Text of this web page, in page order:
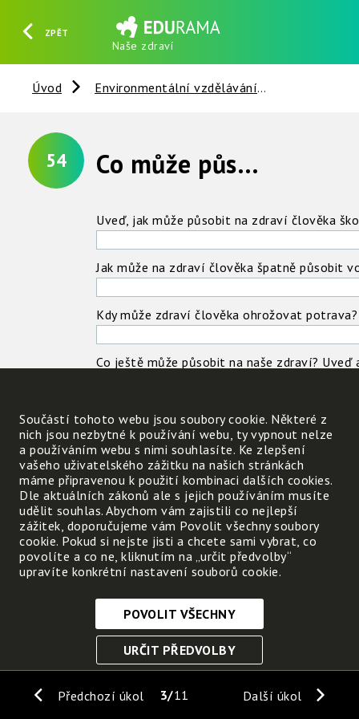
ZPĚT
Naše zdraví
HLEDAT REGISTROVAT PŘIHLÁSIT SE
Úvod Environmentální vzdělávání
54 Co může působit na naše zdraví ?
Uveď, jak může působit na zdraví člověka
Jak může na zdraví člověka špatně působit
Kdy může zdraví člověka ohrožovat potrava?
Co ještě může působit na naše zdraví?
Předchozí úkol Další úkol
3 11
Součástí tohoto webu jsou soubory cookie. Některé z
nich jsou nezbytné k používání webu, ty vypnout nelze
a používáním webu s nimi souhlasíte. Ke zlepšení
vašeho uživatelského zážitku na našich stránkách
máme připravenou k použití kombinaci dalších cookies.
Dle aktuálních zákonů ale s jejich používáním musíte
udělit souhlas. Abychom vám zajistili co nejlepší
zážitek, doporučujeme vám Povolit všechny soubory
cookie. Pokud si nejste jisti a chcete sami vybrat, co
povolíte a co ne, kliknutím na „určit předvolby“
upravíte konkrétní nastavení souborů cookie.
Nezbytně nutné cookies
Tyto soubory cookie jsou nezbytné, abyste se mohli
funkce. Bez těchto cookies by webové stránky
POVOLIT VŠECHNY
URČIT PŘEDVOLBY